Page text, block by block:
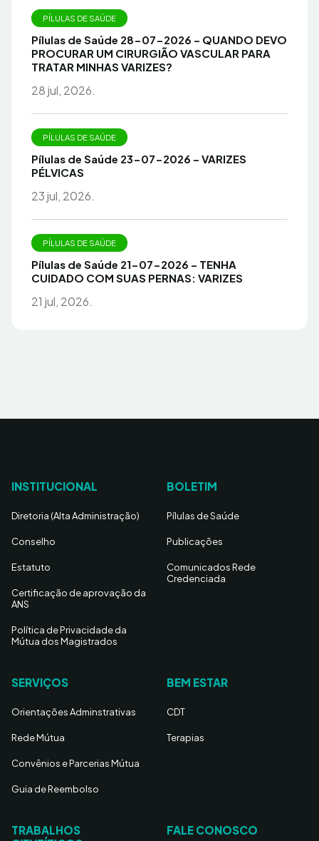
PÍLULAS DE SAÚDE
Pílulas de Saúde 28-07-2026 – QUANDO DEVO
PROCURAR UM CIRURGIÃO VASCULAR PARA
TRATAR MINHAS VARIZES?
28 jul, 2026.
PÍLULAS DE SAÚDE
Pílulas de Saúde 23-07-2026 – VARIZES
PÉLVICAS
23 jul, 2026.
PÍLULAS DE SAÚDE
Pílulas de Saúde 21-07-2026 – TENHA
CUIDADO COM SUAS PERNAS: VARIZES
21 jul, 2026.
INSTITUCIONAL
Diretoria (Alta Administração)
Conselho
Estatuto
Certificação de aprovação da
ANS
Política de Privacidade da
Mútua dos Magistrados
BOLETIM
Pílulas de Saúde
Publicações
Comunicados Rede
Credenciada
SERVIÇOS
Orientações Adminstrativas
Rede Mútua
Convênios e Parcerias Mútua
Guia de Reembolso
BEM ESTAR
CDT
Terapias
TRABALHOS
FALE CONOSCO